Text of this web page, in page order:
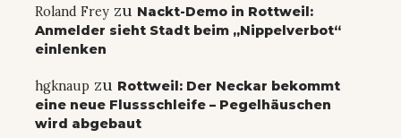
Roland Frey zu Nackt-Demo in Rottweil:
Anmelder sieht Stadt beim „Nippelverbot“
einlenken
hgknaup zu Rottweil: Der Neckar bekommt
eine neue Flussschleife – Pegelhäuschen
wird abgebaut